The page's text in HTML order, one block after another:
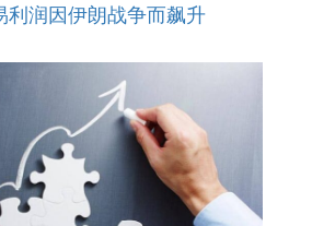
利润因伊朗战争而飙升